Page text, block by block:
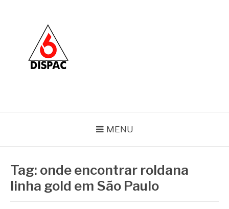
MENU
Tag: onde encontrar roldana
linha gold em São Paulo